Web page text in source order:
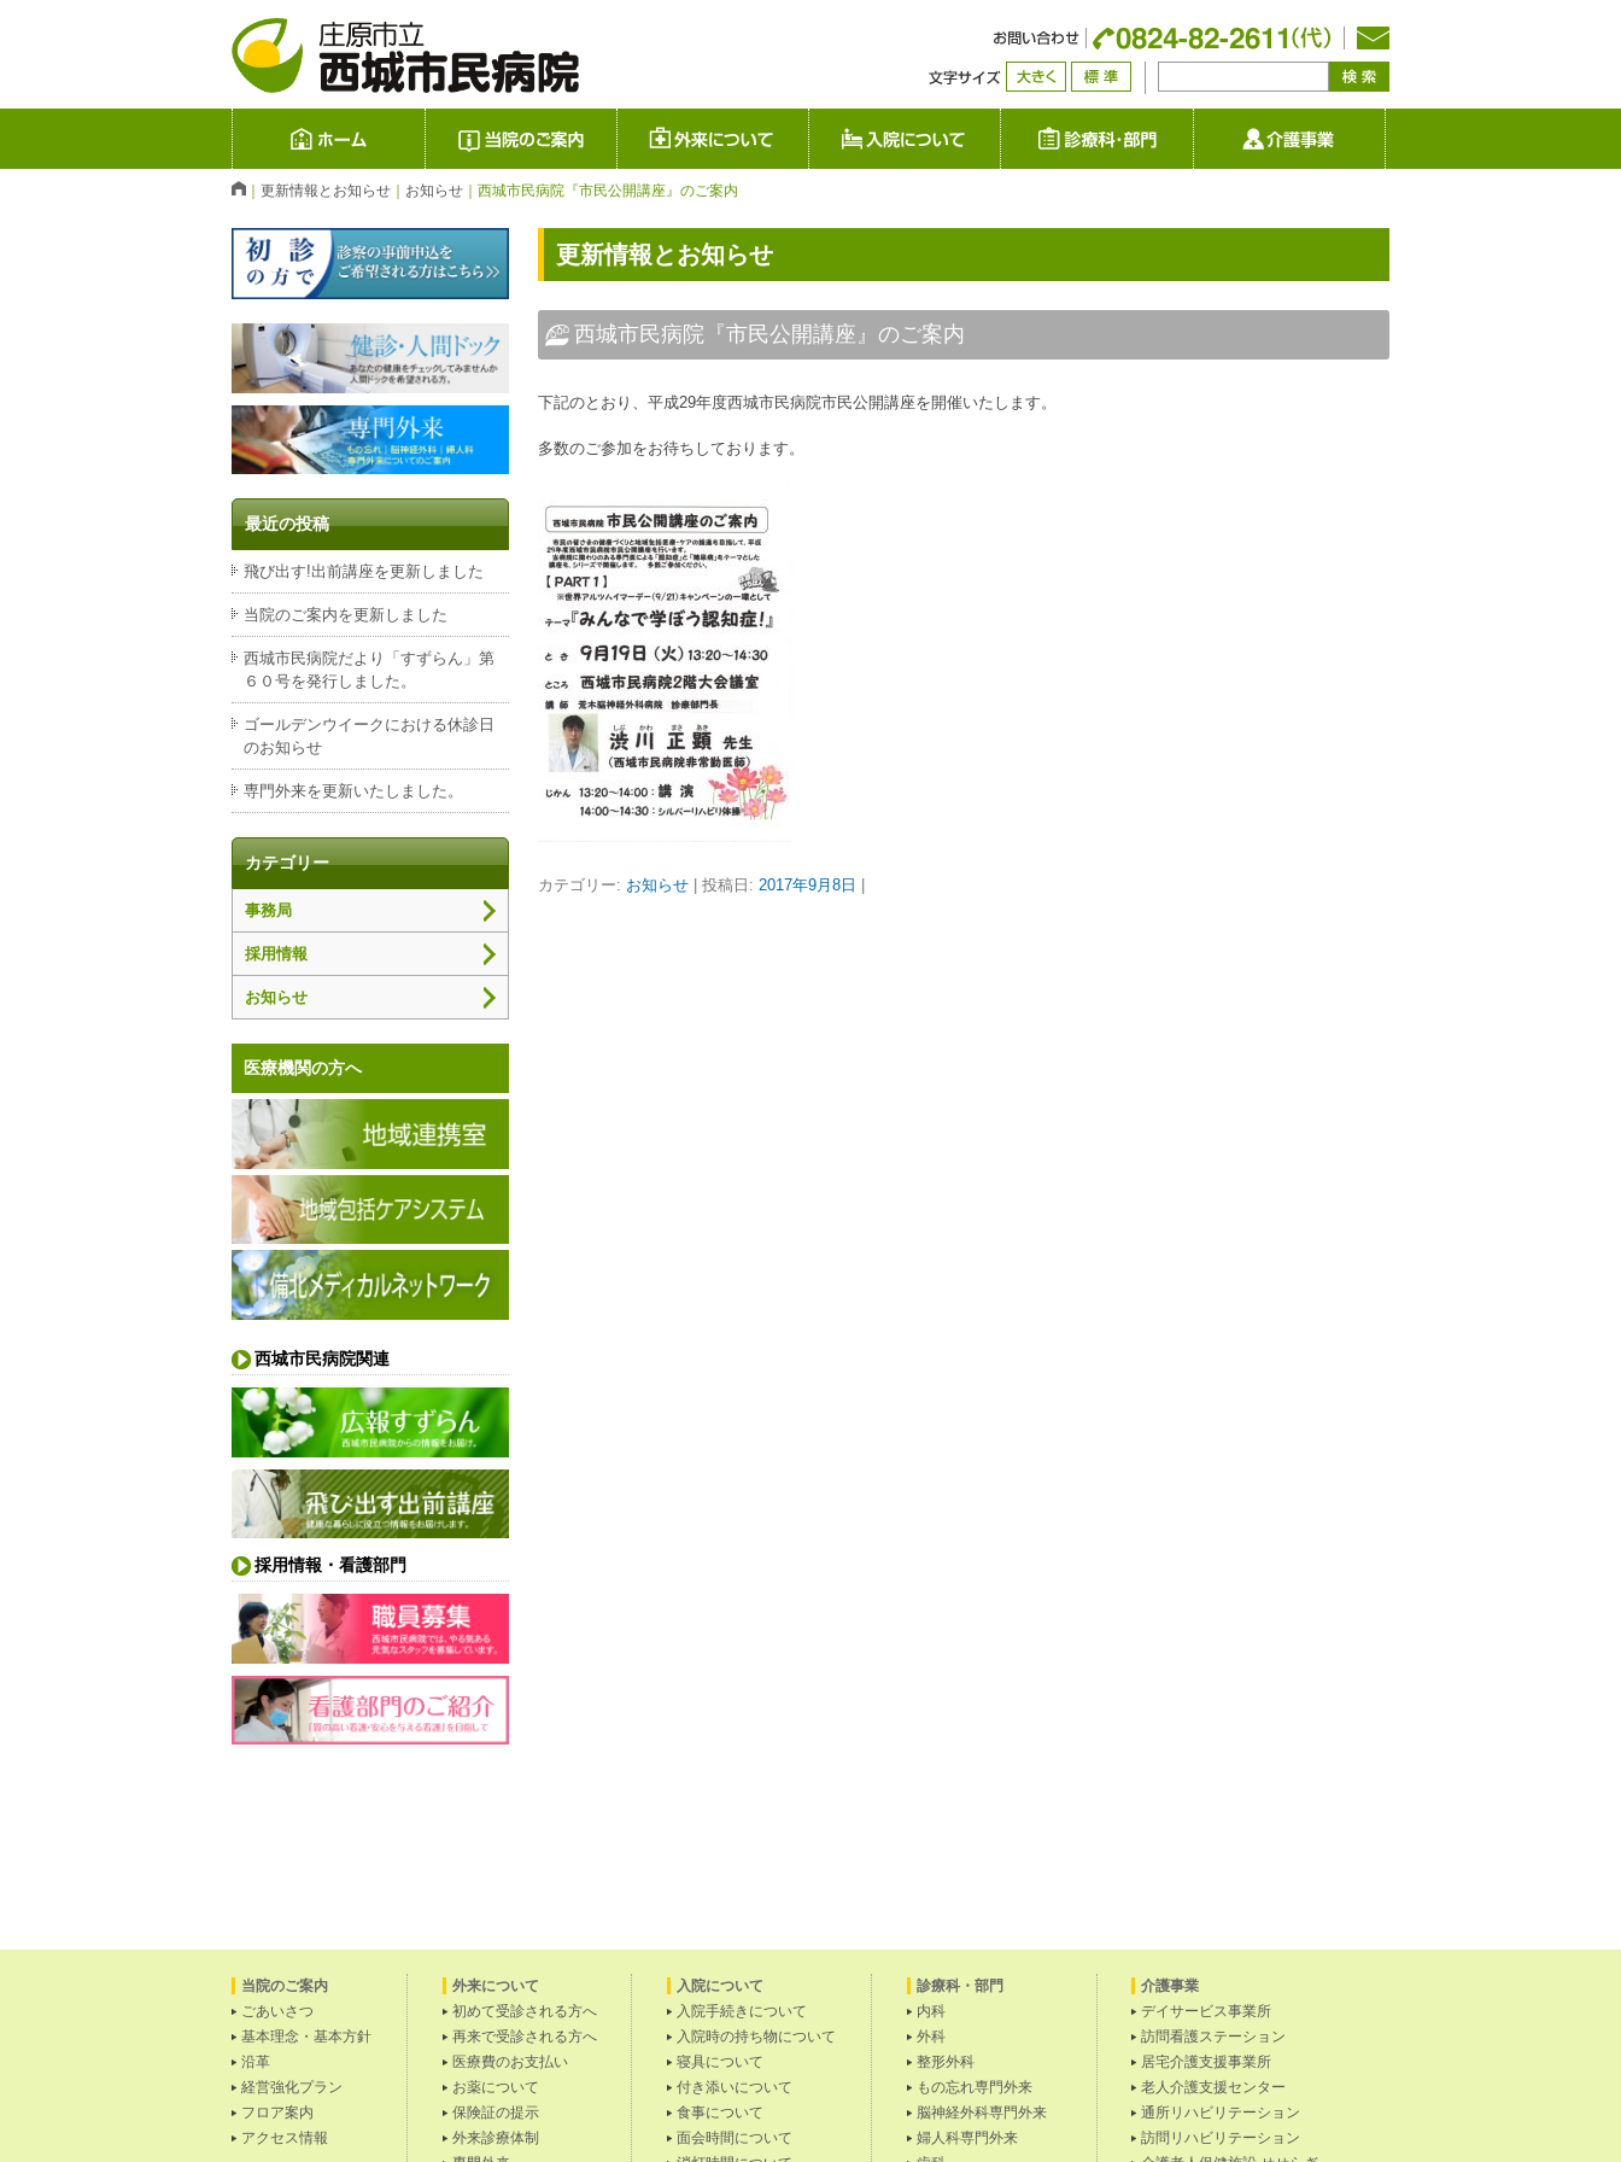
動
庄原市立 西城市民病院 当院のご案内 外来について 入院について 診療科・部門 介護事業
ホーム
更新情報とお知らせ お知らせ 西城市民病院『市民公開講座』のご案内
更新情報とお知らせ
西城市民病院『市民公開講座』のご案内
下記のとおり、平成29年度西城市民病院市民公開講座を開催いたします。
多数のご参加をお待ちしております。
カテゴリー: お知らせ | 投稿日:2017年9月8日
最近の投稿
飛び出す!出前講座を更新しました
当院のご案内を更新しました
西城市民病院だより「すずらん」第
６０号を発行しました。
ゴールデンウイークにおける休診日
のお知らせ
専門外来を更新いたしました。
カテゴリー
事務局
採用情報
お知らせ
医療機関の方へ
西城市民病院関連
採用情報・看護部門
当院のご案内
ごあいさつ
基本理念・基本方針
沿革
経営強化プラン
フロア案内
アクセス情報
外来について
初めて受診される方へ
再来で受診される方へ
医療費のお支払い
お薬について
保険証の提示
外来診療体制
入院について
入院手続きについて
入院時の持ち物について
寝具について
付き添いについて
食事について
面会時間について
診療科・部門
内科
外科
整形外科
もの忘れ専門外来
脳神経外科専門外来
婦人科専門外来
介護事業
デイサービス事業所
訪問看護ステーション
居宅介護支援事業所
老人介護支援センター
通所リハビリテーション
訪問リハビリテーション